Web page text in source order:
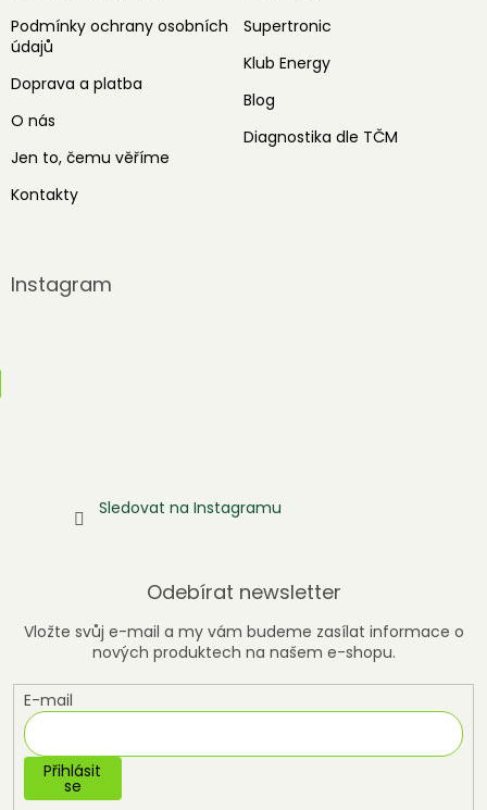
Podmínky ochrany osobních
údajů
Doprava a platba
O nás
Jen to, čemu věříme
Kontakty
Supertronic
Klub Energy
Blog
Diagnostika dle TČM
Instagram
Sledovat na Instagramu
Odebírat newsletter
Vložte svůj e-mail a my vám budeme zasílat informace o
nových produktech na našem e-shopu.
E-mail
Přihlásit
se